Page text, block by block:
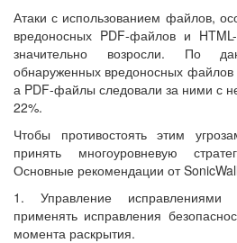
Атаки с использованием файлов,
вредоносных PDF-файлов и
значительно возросли. По
обнаруженных вредоносных
а PDF-файлы следовали за ними с
22%.
Чтобы противостоять этим
принять многоуровневую
Основные рекомендации от
1. Управление
применять исправления
момента раскрытия.